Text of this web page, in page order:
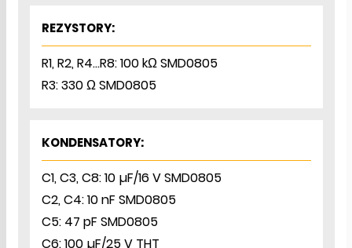
REZYSTORY:
R1, R2, R4…R8: 100 kΩ SMD0805
R3: 330 Ω SMD0805
KONDENSATORY:
C1, C3, C8: 10 µF/16 V SMD0805
C2, C4: 10 nF SMD0805
C5: 47 pF SMD0805
C6: 100 µF/25 V THT